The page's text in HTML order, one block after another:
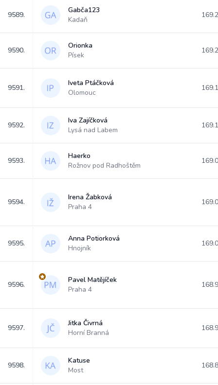
9589.
Gabča123
Kadaň
9590.
Orionka
Písek
9591.
Iveta Ptáčková
Olomouc
9592.
Iva Zajíčková
Lysá nad Labem
9593.
Haerko
Rožnov pod Radhoštěm
9594.
Irena Žabková
Praha 4
9595.
Anna Potiorková
Hnojník
9596.
Pavel Matějíček
Praha 4
9597.
Jitka Čivrná
Horní Branná
9598.
Katuse
Most